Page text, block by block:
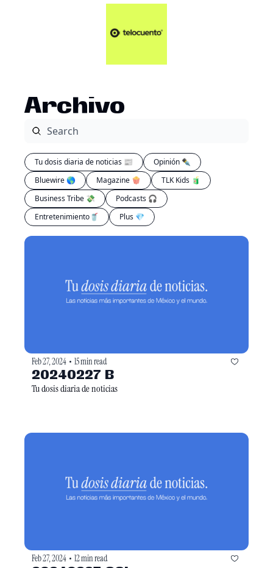
Artículos 📑
Plus 💎
Archivo
Tu dosis diaria de noticias 📰
Opinión ✒️
Bluewire 🌎
Magazine 🍿
TLK Kids 🧃
Business Tribe 💸
Podcasts 🎧
Entretenimiento🥤
Plus 💎
Feb 27, 2024 • 15 min read
20240227 B
Tu dosis diaria de noticias
Feb 27, 2024 • 12 min read